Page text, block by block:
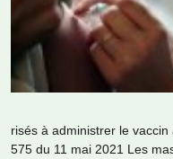
ri­sés à admi­nis­trer le
575 du 11 mai 2021 Les